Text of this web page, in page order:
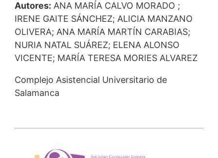
Autores: ANA MARÍA CALVO MORADO ;
IRENE GAITE SÁNCHEZ; ALICIA MANZANO
OLIVERA; ANA MARÍA MARTÍN CARABIAS;
NURIA NATAL SUÁREZ; ELENA ALONSO
VICENTE; MARÍA TERESA MORIES ALVAREZ
Complejo Asistencial Universitario de
Salamanca